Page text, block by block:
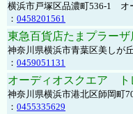
横浜市戸塚区品濃町536-1 オ
： 0458201561
東急百貨店たまプラーザ
神奈川県横浜市青葉区美しが
： 0459051131
オーディオスクエア ト
神奈川県横浜市港北区師岡町
： 0455335629